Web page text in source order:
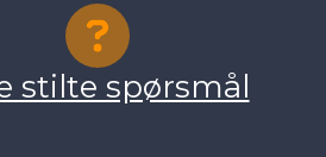
stilte spørsmål